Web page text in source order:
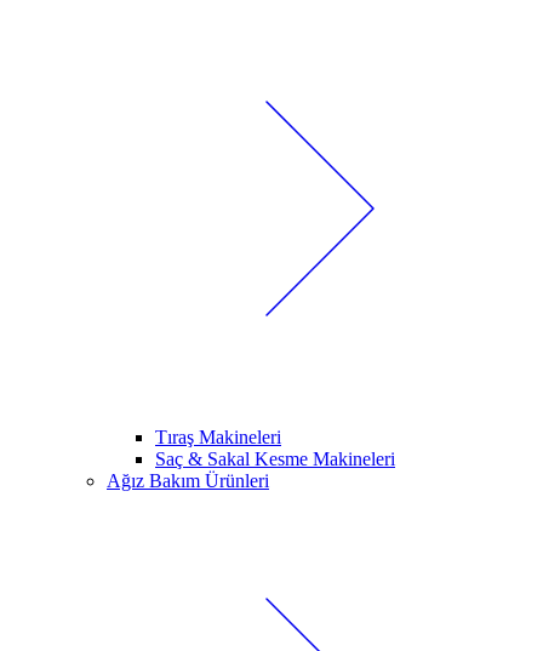
Tıraş Makineleri
Saç & Sakal Kesme Makineleri
Ağız Bakım Ürünleri